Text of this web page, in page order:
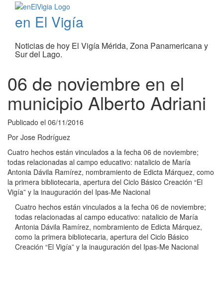
en El Vigía
Noticias de hoy El Vigía Mérida, Zona Panamericana y
Sur del Lago.
06 de noviembre en el
municipio Alberto Adriani
Publicado el 06/11/2016
Por Jose Rodríguez
Cuatro hechos están vinculados a la fecha 06 de noviembre;
todas relacionadas al campo educativo: natalicio de María
Antonia Dávila Ramírez, nombramiento de Edicta Márquez, como
la primera bibliotecaria, apertura del Ciclo Básico Creación “El
Vigía” y la inauguración del Ipas-Me Nacional
Cuatro hechos están vinculados a la fecha 06 de noviembre;
todas relacionadas al campo educativo: natalicio de María
Antonia Dávila Ramírez, nombramiento de Edicta Márquez,
como la primera bibliotecaria, apertura del Ciclo Básico
Creación “El Vigía” y la inauguración del Ipas-Me Nacional